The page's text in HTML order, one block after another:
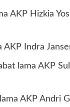
Hizkia
Indra
lama AKP
AKP Andri